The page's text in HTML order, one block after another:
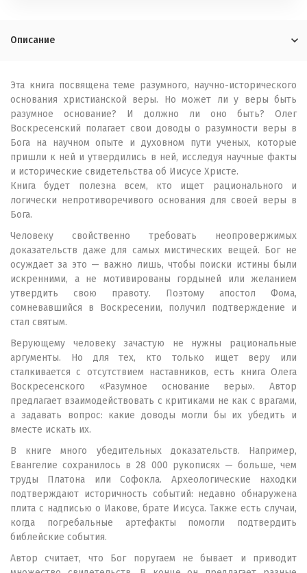
Описание
Эта книга посвящена теме разумного, научно-исторического
основания христианской веры. Но может ли у веры быть
разумное основание? И должно ли оно быть? Олег
Воскресенский полагает свои доводы о разумности веры в
Бога на научном опыте и духовном пути ученых, которые
пришли к ней и утвердились в ней, исследуя научные факты
и исторические свидетельства об Иисусе Христе.
Книга будет полезна всем, кто ищет рационального и
логически непротиворечивого основания для своей веры в
Бога.
Человеку свойственно требовать неопровержимых
доказательств даже для самых мистических вещей. Бог не
осуждает за это — важно лишь, чтобы поиски истины были
искренними, а не мотивированы гордыней или желанием
утвердить свою правоту. Поэтому апостол Фома,
сомневавшийся в Воскресении, получил подтверждение и
стал святым.
Верующему человеку зачастую не нужны рациональные
аргументы. Но для тех, кто только ищет веру или
сталкивается с отсутствием наставников, есть книга Олега
Воскресенского «Разумное основание веры». Автор
предлагает взаимодействовать с критиками не как с врагами,
а задавать вопрос: какие доводы могли бы их убедить и
вместе искать их.
В книге много убедительных доказательств. Например,
Евангелие сохранилось в 28 000 рукописях — больше, чем
труды Платона или Софокла. Археологические находки
подтверждают историчность событий: недавно обнаружена
плита с надписью о Иакове, брате Иисуса. Также есть случаи,
когда погребальные артефакты помогли подтвердить
библейские события.
Автор считает, что Бог поругаем не бывает и приводит